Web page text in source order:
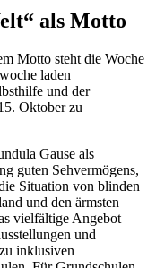
als Motto
Motto steht die Woche
laden
und der
Oktober zu
Gause als
guten Sehvermögens,
Situation von blinden
und den ärmsten
vielfältige Angebot
und
inklusiven